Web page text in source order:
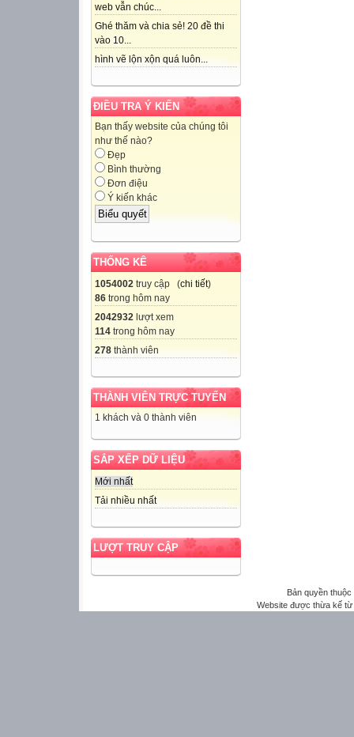
web vẫn chúc...
Ghé thăm và chia sẻ! 20 đề thi
vào 10...
hình vẽ lộn xộn quá luôn...
ĐIỀU TRA Ý KIẾN
Bạn thấy website của chúng tôi
như thế nào?
Đẹp
Bình thường
Đơn điệu
Ý kiến khác
THỐNG KÊ
1054002 truy cập (chi tiết)
86 trong hôm nay
2042932 lượt xem
114 trong hôm nay
278 thành viên
THÀNH VIÊN TRỰC TUYẾN
1 khách và 0 thành viên
SẮP XẾP DỮ LIỆU
Mới nhất
Tải nhiều nhất
LƯỢT TRUY CẬP
Bản quyền
Website được thừa kế từ